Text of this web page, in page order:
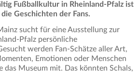
Fußballkultur in Rheinland-Pfalz ist
Geschichten der Fans.
sucht für eine Ausstellung zur
Pfalz persönliche
werden Fan-Schätze aller Art,
Emotionen oder Menschen
das Museum mit. Das könnten Schals,